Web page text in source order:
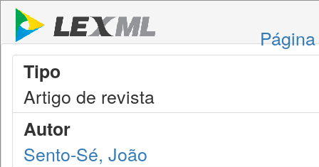
Tipo
Artigo de revista
Autor
Sento-Sé, João